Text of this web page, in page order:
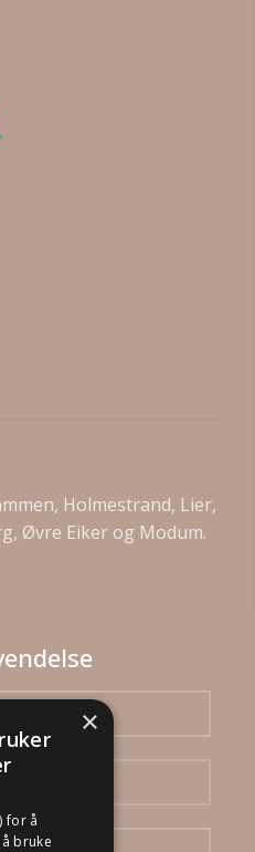
Holmestrand, Lier,
Øvre Eiker og Modum.
×
for å
bruke